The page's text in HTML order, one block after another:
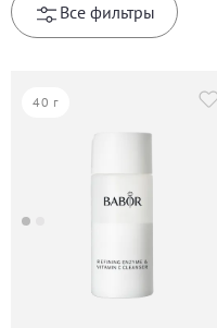
Все фильтры
40 г